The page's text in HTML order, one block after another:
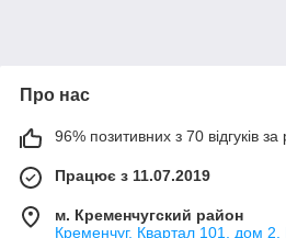
Про нас
96% позитивних з 70 відгуків за
Працює з 11.07.2019
м. Кременчугский район
Кременчуг, Квартал 101, дом 2,